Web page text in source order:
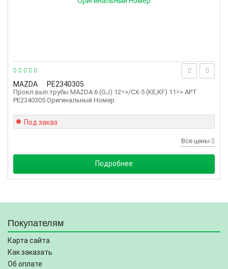
MAZDA PE2340305
Прокл.вып.трубы MAZDA 6 (GJ) 12=>/CX-5 (KE,KF) 11=> АРТ
PE2340305 Оригинальный Номер
Под заказ
Все цены
Подробнее
Покупателям
Карта сайта
Как заказать
Об оплате